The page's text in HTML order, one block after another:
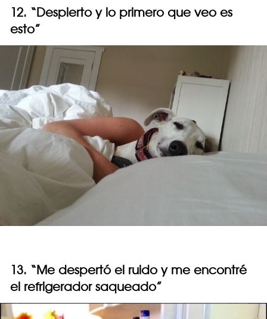
12. “Despierto y lo primero que veo es
esto”
13. “Me despertó el ruido y me encontré
el refrigerador saqueado”